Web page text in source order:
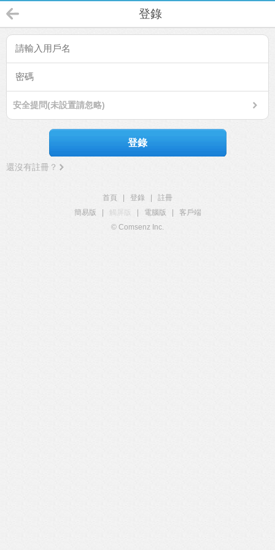
登錄
安全提問(未設置請忽略)
登錄
還沒有註冊？
首頁 登錄
註冊
簡易版
觸屏版 電腦版
客戶端
© Comsenz Inc.